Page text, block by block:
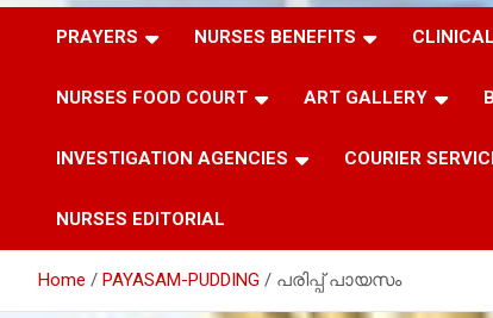
PRAYERS NURSES BENEFITS
NURSES FOOD COURT ART GALLERY
INVESTIGATION AGENCIES COURIER
NURSES EDITORIAL
Home PAYASAM-PUDDING പരിപ്പ് പായസം